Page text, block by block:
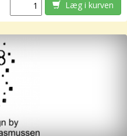
Læg i kurven